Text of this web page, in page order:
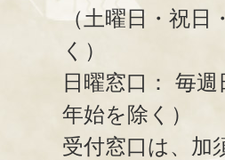
（土曜日・祝日
く）
日曜窓口： 毎週
年始を除く）
受付窓口は、加